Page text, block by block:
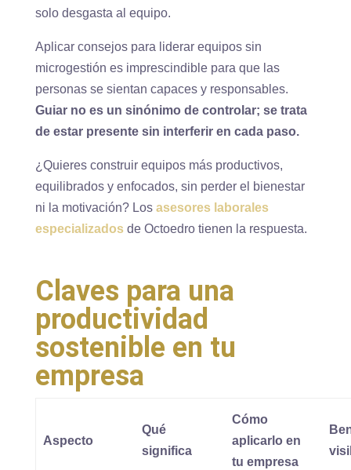
solo desgasta al equipo.
Aplicar consejos para liderar equipos sin
microgestión es imprescindible para que las
personas se sientan capaces y responsables.
Guiar no es un sinónimo de controlar; se trata
de estar presente sin interferir en cada paso.
¿Quieres construir equipos más productivos,
equilibrados y enfocados, sin perder el bienestar
ni la motivación? Los asesores laborales
especializadosde Octoedro tienen la respuesta.
Claves para una
productividad
sostenible en tu
empresa
Aspecto
Qué
significa
Cómo
aplicarlo en
tu empresa